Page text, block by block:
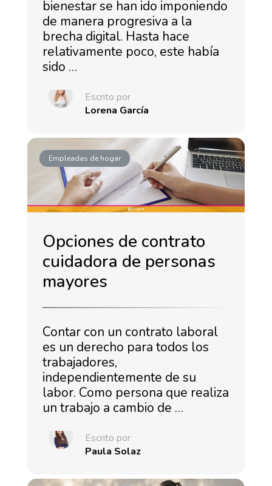
bienestar se han ido imponiendo
de manera progresiva a la
brecha digital. Hasta hace
relativamente poco, este había
sido …
Escrito por
Lorena García
Empleadas de hogar
Opciones de contrato
cuidadora de personas
mayores
Contar con un contrato laboral
es un derecho para todos los
trabajadores,
independientemente de su
labor. Como persona que realiza
un trabajo a cambio de …
Escrito por
Paula Solaz